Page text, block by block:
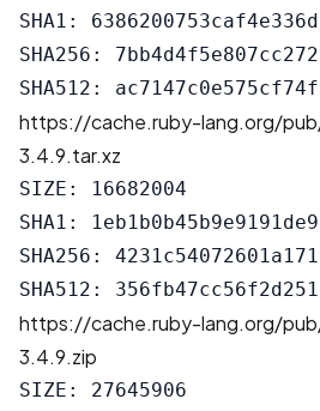
SHA1:
SHA256:
https://cache.ruby-lang.org/
3.4.9.tar.xz
SIZE: 16682004
SHA1:
SHA256:
https://cache.ruby-lang.org/
3.4.9.zip
SIZE: 27645906